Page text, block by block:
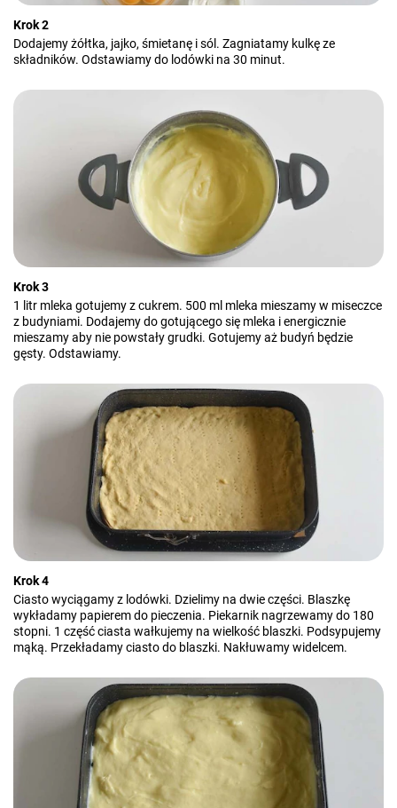
Krok 2
Dodajemy żółtka, jajko, śmietanę i sól. Zagniatamy kulkę ze
składników. Odstawiamy do lodówki na 30 minut.
Krok 3
1 litr mleka gotujemy z cukrem. 500 ml mleka mieszamy w miseczce
z budyniami. Dodajemy do gotującego się mleka i energicznie
mieszamy aby nie powstały grudki. Gotujemy aż budyń będzie
gęsty. Odstawiamy.
Krok 4
Ciasto wyciągamy z lodówki. Dzielimy na dwie części. Blaszkę
wykładamy papierem do pieczenia. Piekarnik nagrzewamy do 180
stopni. 1 część ciasta wałkujemy na wielkość blaszki. Podsypujemy
mąką. Przekładamy ciasto do blaszki. Nakłuwamy widelcem.